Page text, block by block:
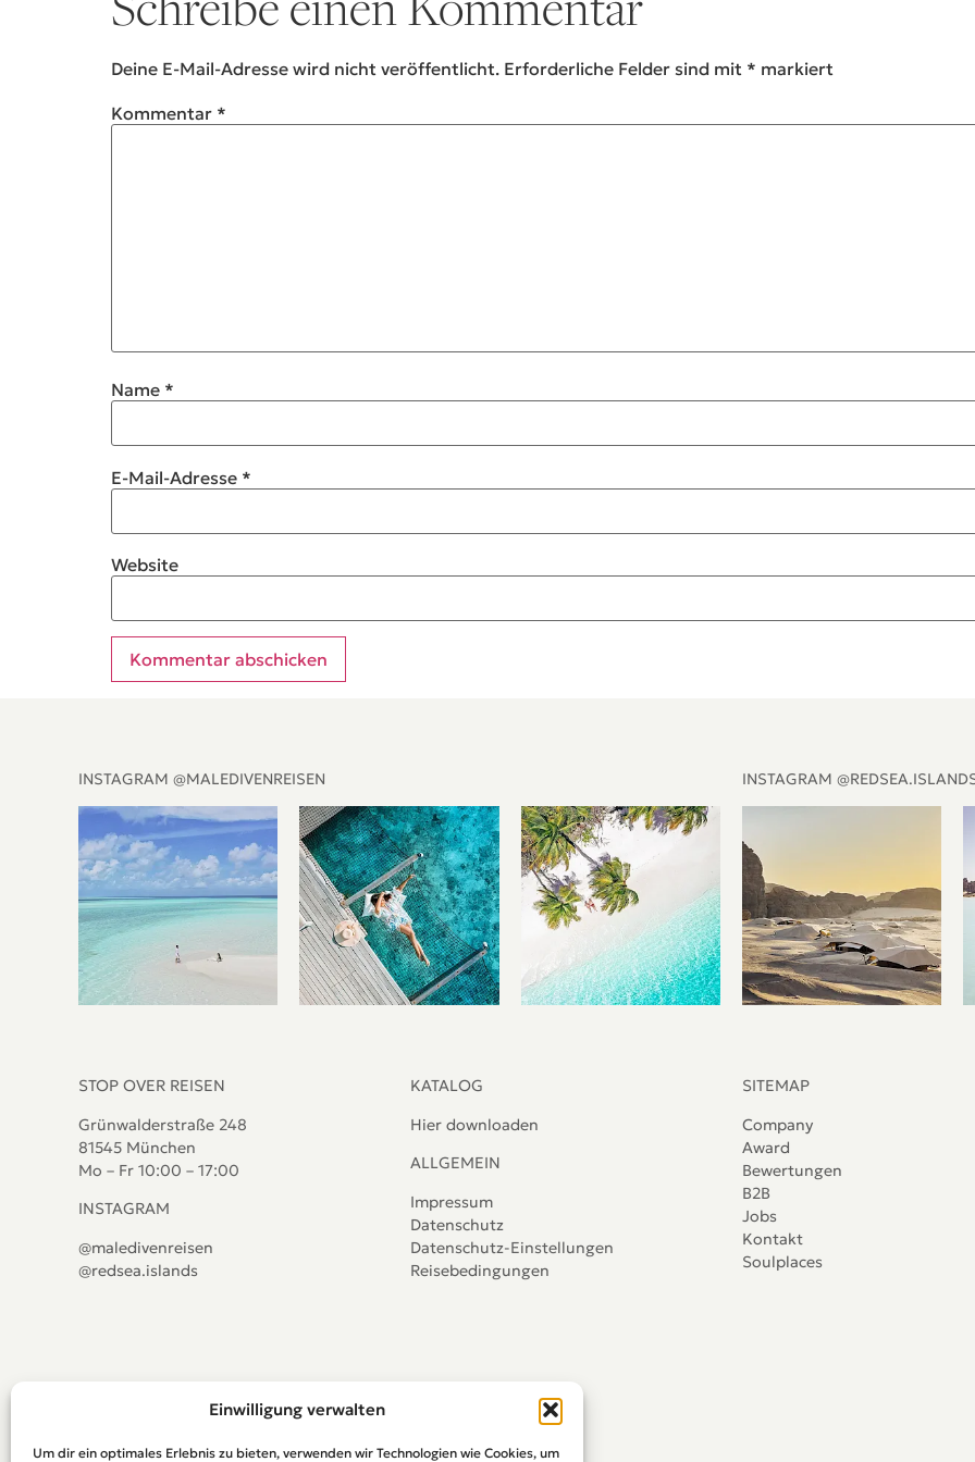
Einwilligung verwalten
Um dir ein optimales Erlebnis zu bieten, verwenden wir Technologien wie Cookies, um
Deine E-Mail-Adresse wird nicht veröffentlicht. Erforderliche Felder sind mit * markiert
Kommentar *
Name *
E-Mail-Adresse *
Website
INSTAGRAM @MALEDIVENREISEN INSTAGRAM
STOP OVER REISEN
Grünwalderstraße 248
81545 München
Mo – Fr 10:00 – 17:00
INSTAGRAM
@maledivenreisen
@redsea.islands
KATALOG
Hier downloaden
ALLGEMEIN
Impressum
Datenschutz
Datenschutz-Einstellungen
Reisebedingungen
SITEMAP
Company
Award
Bewertungen
B2B
Jobs
Kontakt
Soulplaces